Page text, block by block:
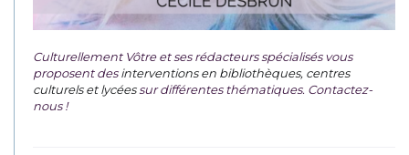
Culturellement Vôtre et ses rédacteurs spécialisés vous
proposent desinterventions en bibliothèques, centres
culturels et lycéessur différentes thématiques. Contactez-
nous !